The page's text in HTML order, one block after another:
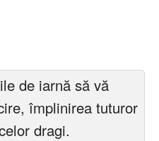
de iarnă să vă
împlinirea tuturor
dragi.